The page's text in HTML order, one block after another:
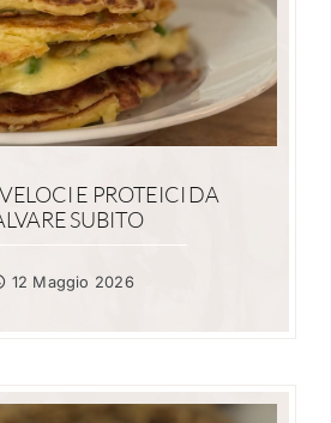
E PROTEICI DA
SUBITO
12 Maggio 2026